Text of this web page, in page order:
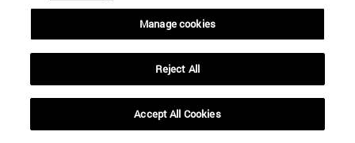
Manage cookies
Reject All
Accept All Cookies